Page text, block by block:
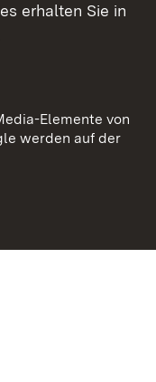
erhalten Sie in
Elemente von
werden auf der